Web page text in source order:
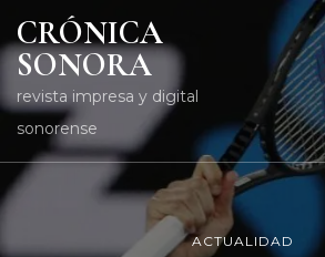
CRÓNICA
SONORA
revista impresa y digital
sonorense
ACTUALIDAD